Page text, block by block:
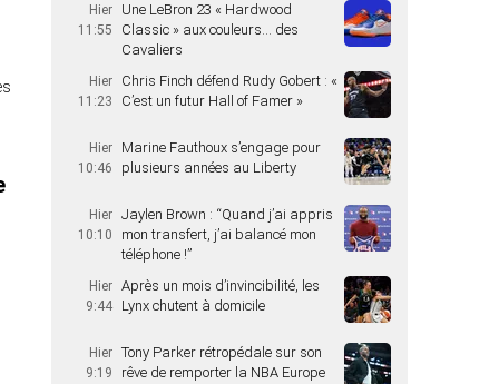
Hier
11:55
Une LeBron 23 « Hardwood
Classic » aux couleurs… des
Cavaliers
Hier
11:23
Chris Finch défend Rudy Gobert : «
C’est un futur Hall of Famer »
Hier
10:46
Marine Fauthoux s’engage pour
plusieurs années au Liberty
Hier
10:10
Jaylen Brown : “Quand j’ai appris
mon transfert, j’ai balancé mon
téléphone !”
Hier
9:44
Après un mois d’invincibilité, les
Lynx chutent à domicile
Hier
9:19
Tony Parker rétropédale sur son
rêve de remporter la NBA Europe